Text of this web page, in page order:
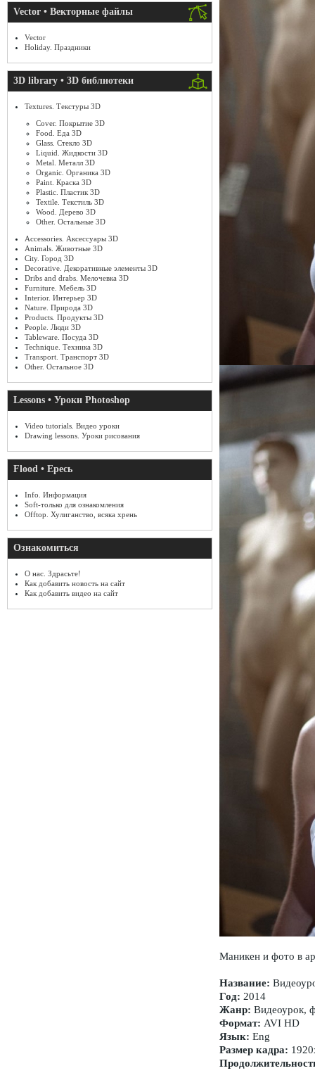
Vector • Векторные файлы
Vector
Holiday. Праздники
3D library • 3D библиотеки
Textures. Текстуры 3D
Cover. Покрытие 3D
Food. Еда 3D
Glass. Стекло 3D
Liquid. Жидкости 3D
Metal. Металл 3D
Organic. Органика 3D
Paint. Краска 3D
Plastic. Пластик 3D
Textile. Текстиль 3D
Wood. Дерево 3D
Other. Остальные 3D
Accessories. Аксессуары 3D
Animals. Животные 3D
City. Город 3D
Decorative. Декоративные элементы 3D
Dribs and drabs. Мелочевка 3D
Furniture. Мебель 3D
Interior. Интерьер 3D
Nature. Природа 3D
Products. Продукты 3D
People. Люди 3D
Tableware. Посуда 3D
Technique. Техника 3D
Transport. Транспорт 3D
Other. Остальное 3D
Lessons • Уроки Photoshop
Video tutorials. Видео уроки
Drawing lessons. Уроки рисования
Flood • Ересь
Info. Информация
Soft-только для ознакомления
Offtop. Хулиганство, всяка хрень
Ознакомиться
О нас. Здрасьте!
Как добавить новость на сайт
Как добавить видео на сайт
Маникен и фото в
Название:
Год: 2014
Жанр: Видеоурок,
Формат: AVI HD
Язык: Eng
Размер кадра: